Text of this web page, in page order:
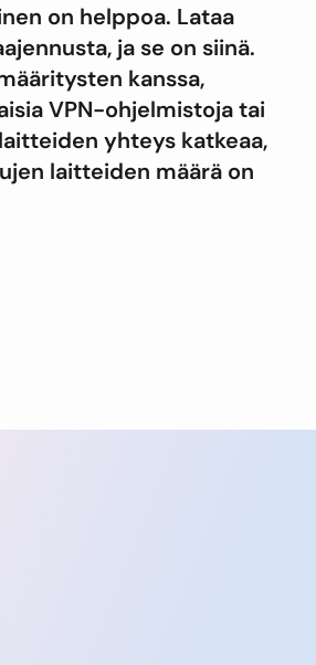
on helppoa. Lataa
ja se on siinä.
kanssa,
VPN-ohjelmistoja tai
yhteys katkeaa,
laitteiden määrä on